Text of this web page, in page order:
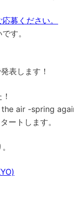
募ください。
す。
表します！
air -spring
ートします。